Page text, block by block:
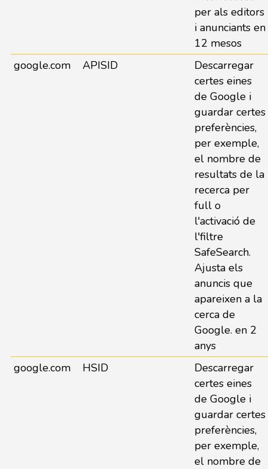
per als editors
i anunciants en
12 mesos
google.com
APISID
Descarregar
certes eines
de Google i
guardar certes
preferències,
per exemple,
el nombre de
resultats de la
recerca per
full o
l'activació de
l'filtre
SafeSearch.
Ajusta els
anuncis que
apareixen a la
cerca de
Google. en 2
anys
google.com
HSID
Descarregar
certes eines
de Google i
guardar certes
preferències,
per exemple,
el nombre de